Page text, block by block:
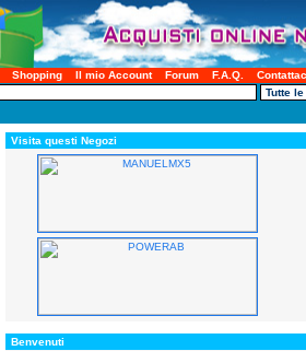
Shopping Il mio Account Forum F.A.Q.
Visita questi Negozi
Benvenuti